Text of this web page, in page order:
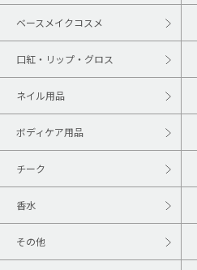
ベースメイクコスメ
口紅・リップ・グロス
ネイル用品
ボディケア用品
チーク
香水
その他